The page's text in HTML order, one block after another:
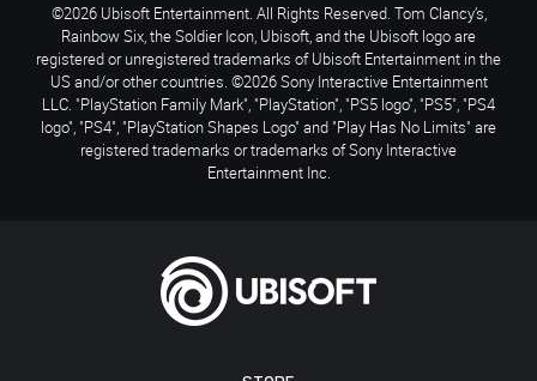
©2026 Ubisoft Entertainment. All Rights Reserved. Tom Clancy’s,
Rainbow Six, the Soldier Icon, Ubisoft, and the Ubisoft logo are
registered or unregistered trademarks of Ubisoft Entertainment in the
US and/or other countries. ©2026 Sony Interactive Entertainment
LLC. "PlayStation Family Mark", "PlayStation", "PS5 logo", "PS5", "PS4
logo", "PS4", "PlayStation Shapes Logo" and "Play Has No Limits" are
registered trademarks or trademarks of Sony Interactive
Entertainment Inc.